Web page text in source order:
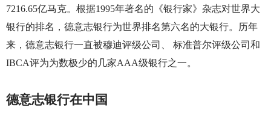
7216.65亿马克。根据1995年著名的《银行家》杂志对世界大
银行的排名，德意志银行为世界排名第六名的大银行。历年
来，德意志银行一直被穆迪评级公司、 标准普尔评级公司和
IBCA评为为数极少的几家AAA级银行之一。
德意志银行在中国